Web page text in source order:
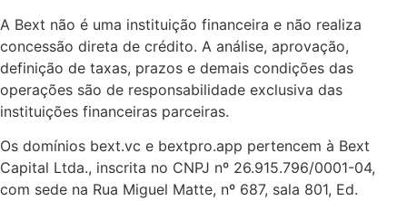
A Bext não é uma instituição financeira e não realiza
concessão direta de crédito. A análise, aprovação,
definição de taxas, prazos e demais condições das
operações são de responsabilidade exclusiva das
instituições financeiras parceiras.
Os domínios bext.vc e bextpro.app pertencem à Bext
Capital Ltda., inscrita no CNPJ nº 26.915.796/0001-04,
com sede na Rua Miguel Matte, nº 687, sala 801, Ed.